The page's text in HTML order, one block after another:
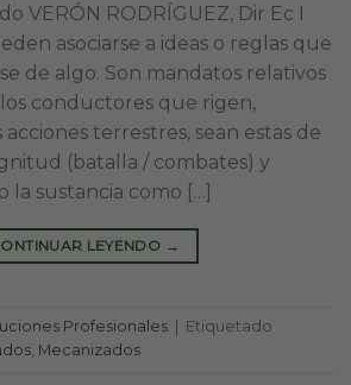
VERÓN RODRÍGUEZ, Dir Ec I
asociarse a ideas o reglas que
de algo. Son mandatos relativos
conductores que rigen,
terrestres, sean estas de
(batalla / combates) y
la sustancia como […]
LEYENDO →
Profesionales
Etiquetado
, Mecanizados